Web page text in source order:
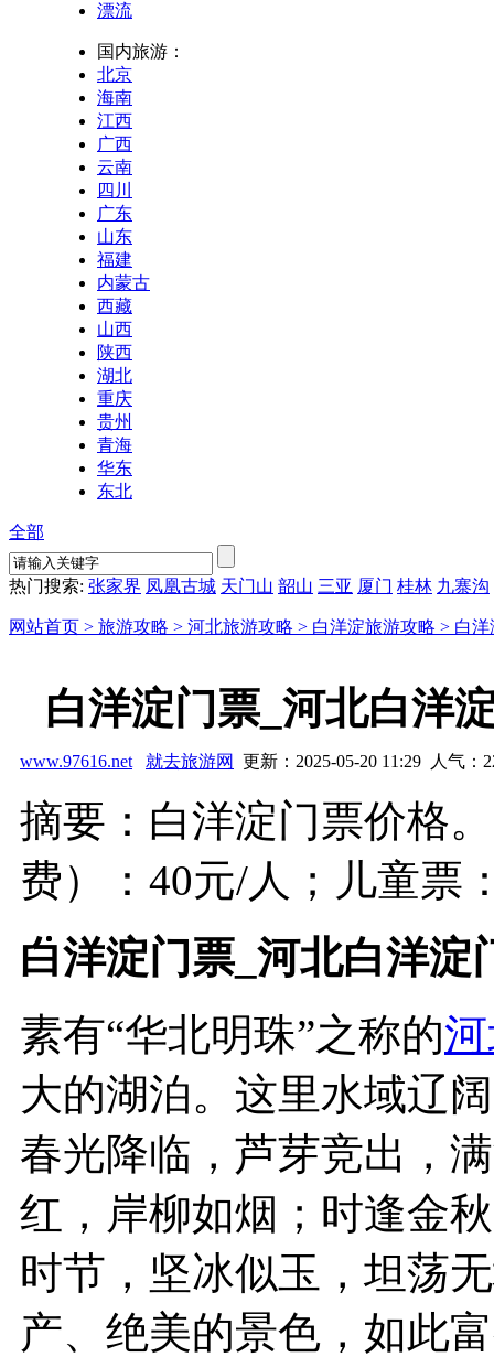
漂流
国内旅游：
北京
海南
江西
广西
云南
四川
广东
山东
福建
内蒙古
西藏
山西
陕西
湖北
重庆
贵州
青海
华东
东北
全部
热门搜索: 张家界 凤凰古城 天门山 韶山 三亚 厦门 桂林 九寨沟
网站首页 > 旅游攻略 > 河北旅游攻略 > 白洋淀旅游攻略 > 白洋
白洋淀门票_河北白洋
www.97616.net 就去旅游网 更新：2025-05-20 11:29 人气：
摘要：白洋淀门票价格
费）：40元/人；儿童票
白洋淀门票_河北白洋淀
素有“华北明珠”之称的
大的湖泊。这里水域辽
春光降临，芦芽竞出，
红，岸柳如烟；时逢金
时节，坚冰似玉，坦荡
产、绝美的景色，如此